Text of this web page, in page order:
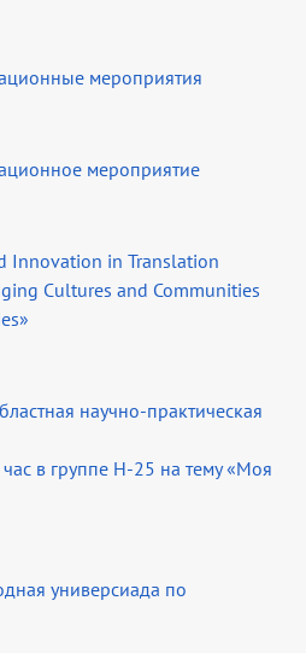
мероприятия
мероприятие
Innovation in Translation
Cultures and Communities
научно-практическая
в группе Н-25 на тему «Моя
универсиада по